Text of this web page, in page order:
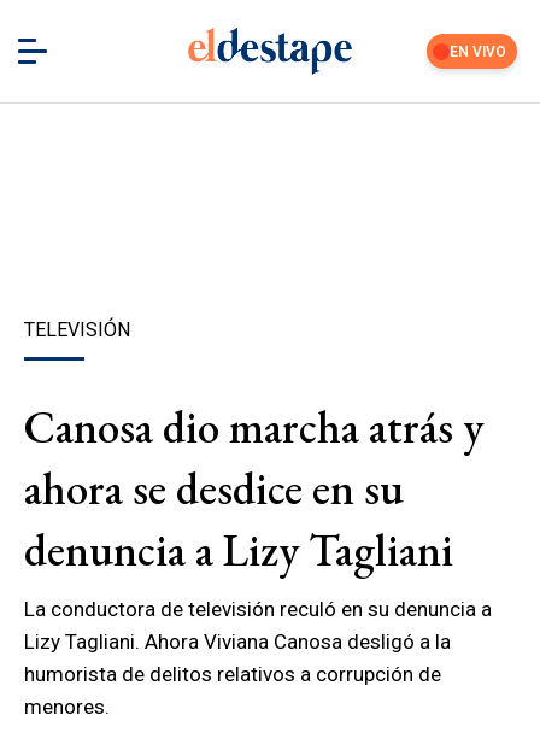
EN VIVO
TELEVISIÓN
Canosa dio marcha atrás y
ahora se desdice en su
denuncia a Lizy Tagliani
La conductora de televisión reculó en su denuncia a
Lizy Tagliani. Ahora Viviana Canosa desligó a la
humorista de delitos relativos a corrupción de
menores.